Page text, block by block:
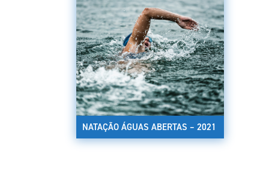
NATAÇÃO ÁGUAS ABERTAS – 2021